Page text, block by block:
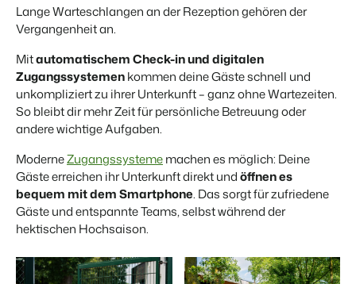
Lange Warteschlangen an der Rezeption gehören der
Vergangenheit an.
Mitautomatischem Check-in und digitalen
Zugangssystemenkommen deine Gästeschnell und
unkompliziertzu ihrer Unterkunft – ganz ohne Wartezeiten.
So bleibt dirmehr Zeit für persönliche Betreuung oder
andere wichtige Aufgaben.
ModerneZugangssystememachen es möglich: Deine
Gäste erreichen ihr Unterkunft direkt undöffnen es
bequem mit dem Smartphone. Das sorgt fürzufriedene
Gäste und entspannte Teams,selbst während der
hektischen Hochsaison.